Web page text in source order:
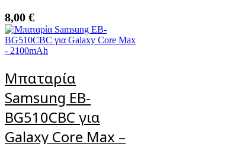
8,00 €
Μπαταρία
Samsung EB-
BG510CBC για
Galaxy Core Max –